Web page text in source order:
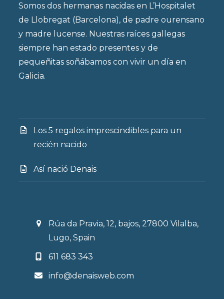
Somos dos hermanas nacidas en L’Hospitalet
de Llobregat (Barcelona), de padre ourensano
y madre lucense. Nuestras raíces gallegas
siempre han estado presentes y de
pequeñitas soñábamos con vivir un día en
Galicia.
Los 5 regalos imprescindibles para un
recién nacido
Así nació Denais
Rúa da Pravia, 12, bajos, 27800 Vilalba,
Lugo, Spain
611 683 343
info@denaisweb.com